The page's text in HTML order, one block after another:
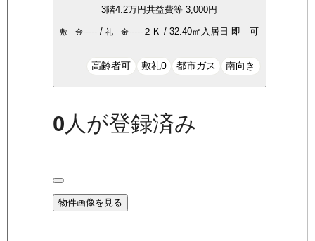
3階4.2万円共益費等3,000円
敷 金----- /礼 金----- ２Ｋ /32.40㎡ 入居日 即 可
高齢者可 敷礼0 都市ガス 南向き
0 人が登録済み
物件画像を見る